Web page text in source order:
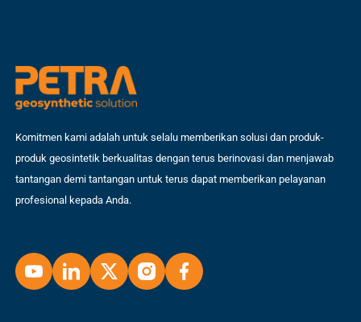
Komitmen kami adalah untuk selalu memberikan solusi dan produk-
produk geosintetik berkualitas dengan terus berinovasi dan menjawab
tantangan demi tantangan untuk terus dapat memberikan pelayanan
profesional kepada Anda.